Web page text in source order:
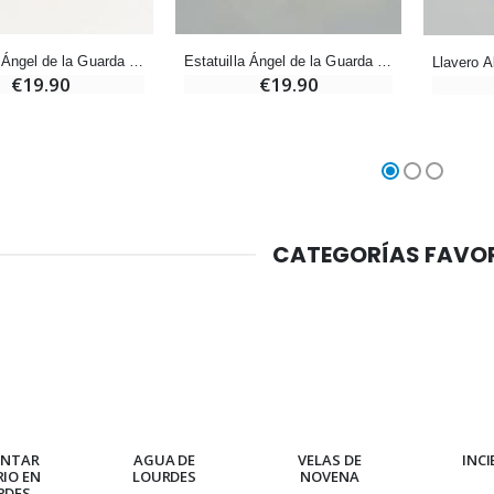
Estatuilla Ángel de la Guarda Protector Corazón Dormido de Alabastro - 9 cm
€19.90
Estatuilla Ángel de la Guarda con Corazón Dormido de Alabastro - 9 cm
€19.90
CATEGORÍAS
EN
AGUA DE
LOURDES
VELAS DE
NOVENA